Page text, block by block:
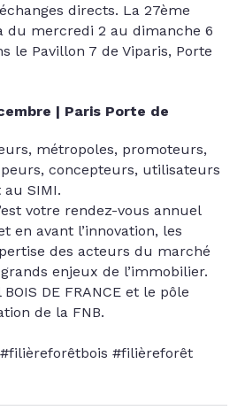
directs. La 27ème
du mercredi 2 au dimanche 6
le Pavillon 7 de Viparis, Porte
| Paris Porte de
métropoles, promoteurs,
concepteurs, utilisateurs
SIMI.
votre rendez-vous annuel
en avant l’innovation, les
des acteurs du marché
enjeux de l’immobilier.
DE FRANCE et le pôle
de la FNB.
#filièreforêt